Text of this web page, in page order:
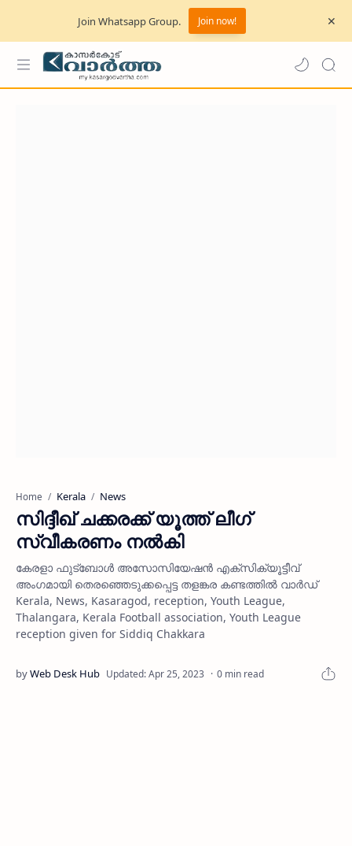
Join Whatsapp Group. Join now!
Home Kerala News
സിദ്ദീഖ് ചക്കരക്ക് യൂത്ത് ലീഗ്
സ്വീകരണം നല്‍കി
കേരളാ ഫുട്‌ബോള്‍ അസോസിയേഷന്‍ എക്‌സിക്യൂട്ടീവ്
അംഗമായി തെരഞ്ഞെടുക്കപ്പെട്ട തളങ്കര കണ്ടത്തില്‍ വാര്‍ഡ്
Kerala, News, Kasaragod, reception, Youth League,
Thalangara, Kerala Football association, Youth League
reception given for Siddiq Chakkara
0 min read